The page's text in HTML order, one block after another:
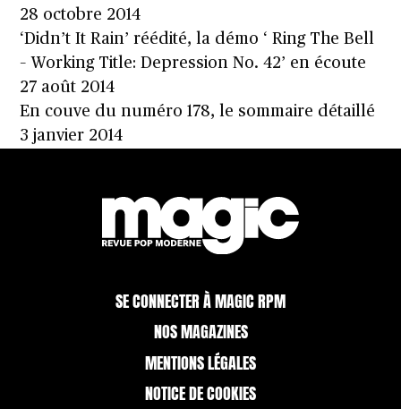
28 octobre 2014
‘Didn’t It Rain’ réédité, la démo ‘ Ring The Bell
– Working Title: Depression No. 42’ en écoute
27 août 2014
En couve du numéro 178, le sommaire détaillé
3 janvier 2014
SE CONNECTER À MAGIC RPM
NOS MAGAZINES
MENTIONS LÉGALES
NOTICE DE COOKIES